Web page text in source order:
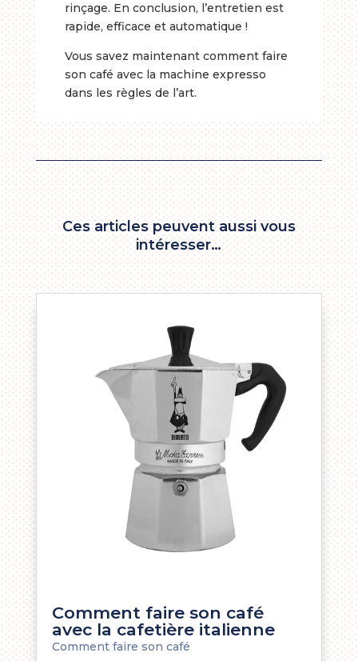
rinçage. En conclusion, l’entretien est
rapide, efficace et automatique !
Vous savez maintenant comment faire
son café avec la machine expresso
dans les règles de l’art.
Ces articles peuvent aussi vous
intéresser…
Comment faire son café
avec la cafetière italienne
Comment faire son café